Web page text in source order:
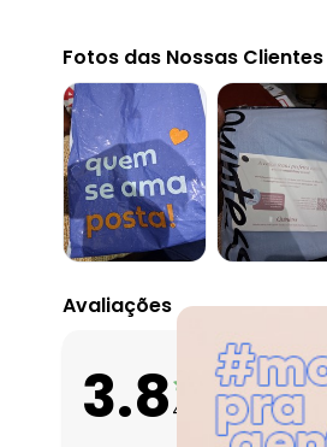
Fotos das Nossas Clientes
Avaliações
3.8 427 avaliações